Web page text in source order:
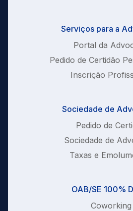
Serviços para a
Portal da
Pedido de Certidão
Inscrição
Sociedade de
Pedido de
Sociedade de
Taxas e
OAB/SE 100%
Coworking